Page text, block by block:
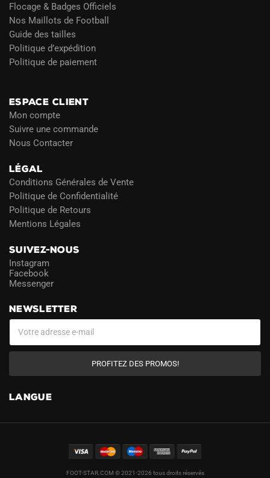
Flocage & Badges Officiels
Nos Maillots de Football
Guide des tailles
Politique d’expédition
Politique de paiement
ESPACE CLIENT
Mon compte
Suivre une commande
Nous Contacter
LÉGAL
Conditions Générales de Vente
Politique de Confidentialité
Politique de Retours
Mentions Légales
SUIVEZ-NOUS
Instagram
Facebook
Messenger
NEWSLETTER
PROFITEZ DES PROMOS!
LANGUE
FOOT-STAR.COM © 2021-2026 tous droits réservés